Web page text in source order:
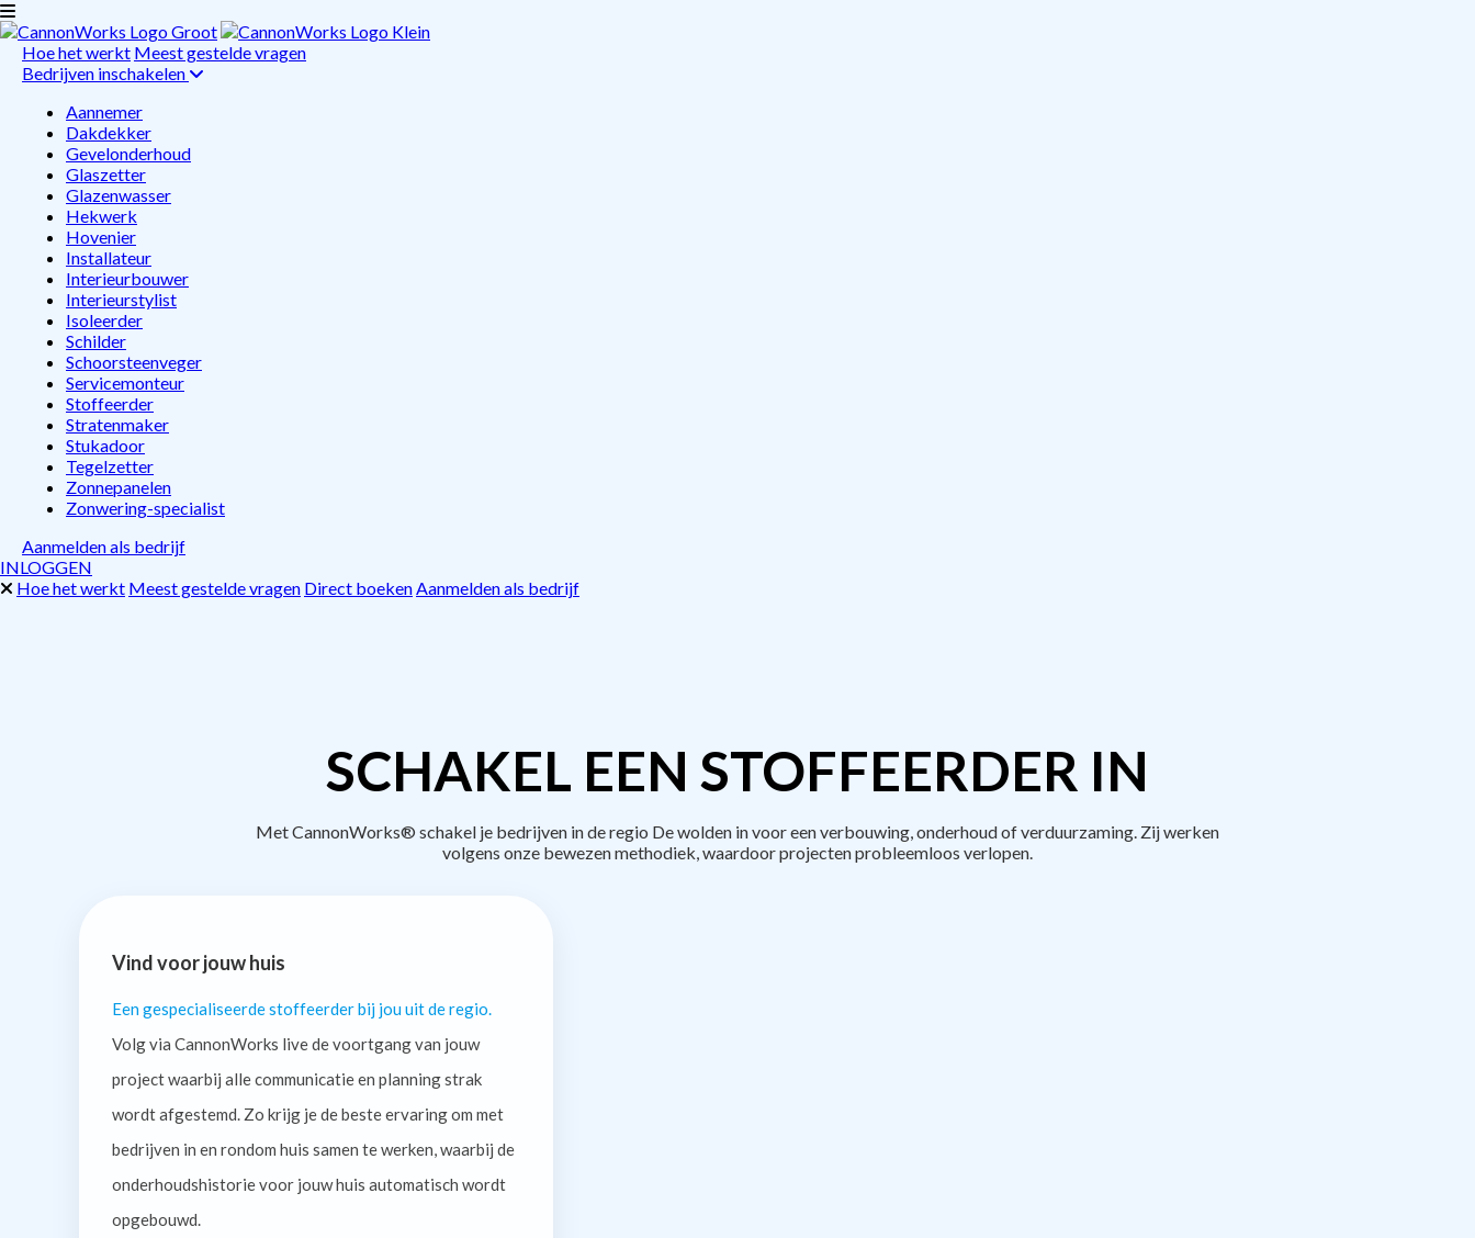
Hoe het werkt Meest gestelde vragen
Bedrijven inschakelen
Aannemer
Dakdekker
Gevelonderhoud
Glaszetter
Glazenwasser
Hekwerk
Hovenier
Installateur
Interieurbouwer
Interieurstylist
Isoleerder
Schilder
Schoorsteenveger
Servicemonteur
Stoffeerder
Stratenmaker
Stukadoor
Tegelzetter
Zonnepanelen
Zonwering-specialist
Aanmelden als bedrijf
INLOGGEN
Hoe het werkt Meest gestelde vragen Direct boekenAanmelden als bedrijf
SCHAKEL EEN STOFFEERDER IN
Met CannonWorks® schakel je bedrijven in de regio De wolden in voor een verbouwing, onderhoud of verduurzaming. Zij werken
volgens onze bewezen methodiek, waardoor projecten probleemloos verlopen.
Vind voor jouw huis
Een gespecialiseerde stoffeerder bij jou uit de regio.
Volg via CannonWorks live de voortgang van jouw
project waarbij alle communicatie en planning strak
wordt afgestemd. Zo krijg je de beste ervaring om met
bedrijven in en rondom huis samen te werken, waarbij de
onderhoudshistorie voor jouw huis automatisch wordt
opgebouwd.